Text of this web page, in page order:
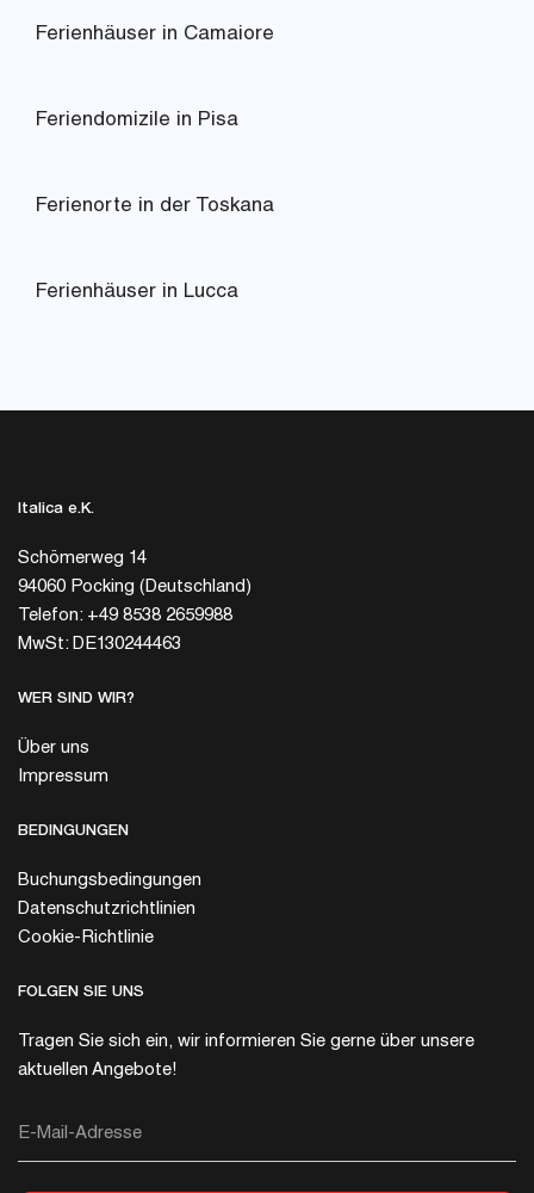
Ferienhäuser in Camaiore
Feriendomizile in Pisa
Ferienorte in der Toskana
Ferienhäuser in Lucca
Italica e.K.
Schömerweg 14
94060 Pocking (Deutschland)
Telefon: +49 8538 2659988
MwSt: DE130244463
WER SIND WIR?
Über uns
Impressum
BEDINGUNGEN
Buchungsbedingungen
Datenschutzrichtlinien
Cookie-Richtlinie
FOLGEN SIE UNS
Tragen Sie sich ein, wir informieren Sie gerne über unsere
aktuellen Angebote!
E-Mail-Adresse